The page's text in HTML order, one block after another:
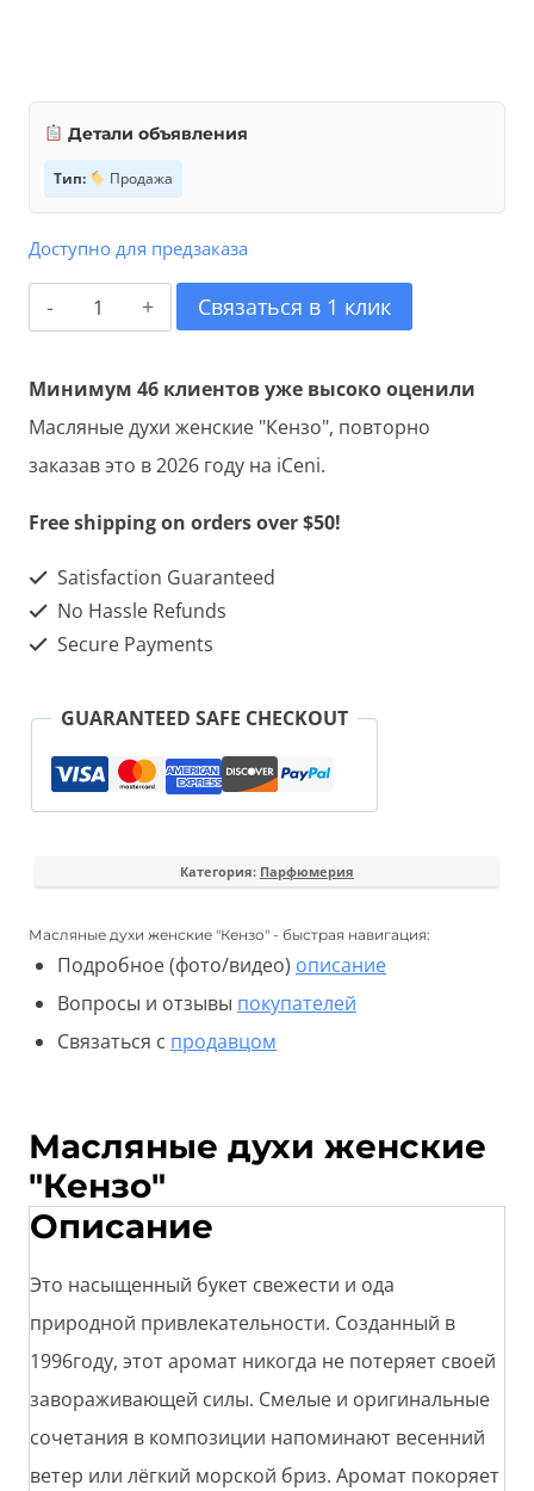
Детали объявления
Тип: Продажа
Доступно для предзаказа
Количество
товара
Масляные
духи
женские
Связаться в 1 клик
Минимум 46 клиентов уже высоко оценили
Масляные духи женские "Кензо", повторно
заказав это в 2026 году на iCeni.
Free shipping on orders over $50!
Satisfaction Guaranteed
No Hassle Refunds
Secure Payments
GUARANTEED SAFE CHECKOUT
Категория: Парфюмерия
Масляные духи женские "Кензо" - быстрая навигация:
Подробное (фото/видео) описание
Вопросы и отзывы покупателей
Связаться с продавцом
Масляные духи женские
"Кензо"
Описание
Это насыщенный букет свежести и ода
природной привлекательности. Созданный в
1996году, этот аромат никогда не потеряет своей
завораживающей силы. Смелые и оригинальные
сочетания в композиции напоминают весенний
ветер или лёгкий морской бриз. Аромат покоряет